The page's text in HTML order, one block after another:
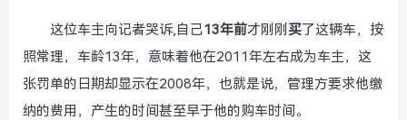
这位车主向记者哭诉,自己13年前才刚刚 买了这辆车，按
照常理，车龄13年，意味着他在2011年左右成为车主，这
张罚单的日期却显示在2008年，也就是说，管理方要求他缴
纳的费用，产生的时间甚至早于他的购车时间。